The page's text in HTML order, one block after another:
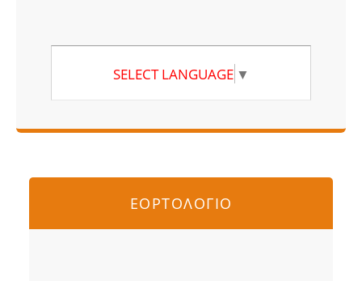
SELECT LANGUAGE ▼
ΕΟΡΤΟΛΟΓΙΟ